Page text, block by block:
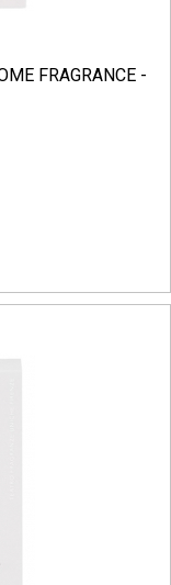
FRAGRANCE -